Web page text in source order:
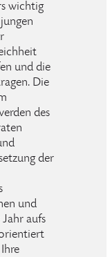
wichtig
und die
Die
des
der
und
aufs